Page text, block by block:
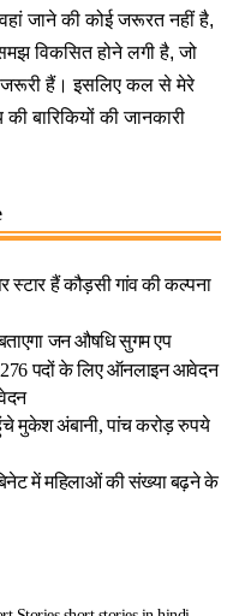
जाने की कोई जरूरत नहीं है,
विकसित होने लगी है, जो
हैं। इसलिए कल से मेरे
बारिकियों की जानकारी
स्टार हैं कौड़सी गांव की कल्पना
जन औषधि सुगम एप
276 पदों के लिए ऑनलाइन आवेदन
मुकेश अंबानी, पांच करोड़ रुपये
में महिलाओं की संख्या बढ़ने के